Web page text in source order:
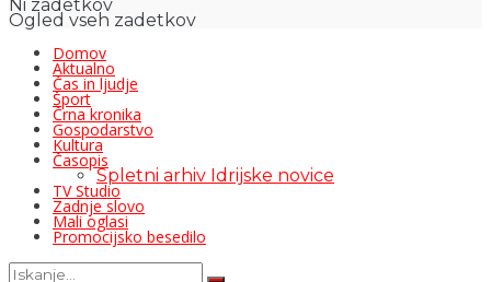
Ni zadetkov
Ogled vseh zadetkov
Domov
Aktualno
Čas in ljudje
Šport
Črna kronika
Gospodarstvo
Kultura
Časopis
Spletni arhiv Idrijske novice
TV Studio
Zadnje slovo
Mali oglasi
Promocijsko besedilo